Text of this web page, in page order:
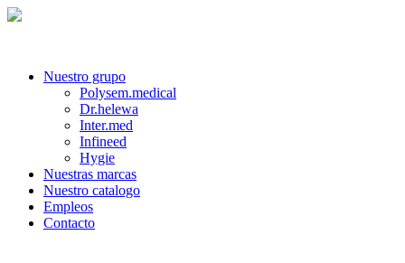
Nuestro grupo
Polysem.medical
Dr.helewa
Inter.med
Infineed
Hygie
Nuestras marcas
Nuestro catalogo
Empleos
Contacto